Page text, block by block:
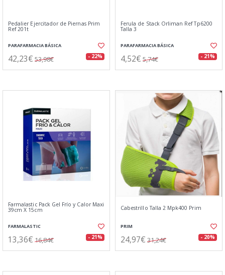
Pedalier Ejercitador de Piernas Prim
Ref 201t
PARAFARMACIA BÁSICA
42,23€ 53,98€ - 22%
Ferula de Stack Orliman Ref Tp6200
Talla 3
PARAFARMACIA BÁSICA
4,52€ 5,74€ - 21%
Farmalastic Pack Gel Frío y Calor Maxi
39cm X 15cm
FARMALASTIC
13,36€ 16,84€ - 21%
Cabestrillo Talla 2 Mpk400 Prim
PRIM
24,97€ 31,24€ - 20%